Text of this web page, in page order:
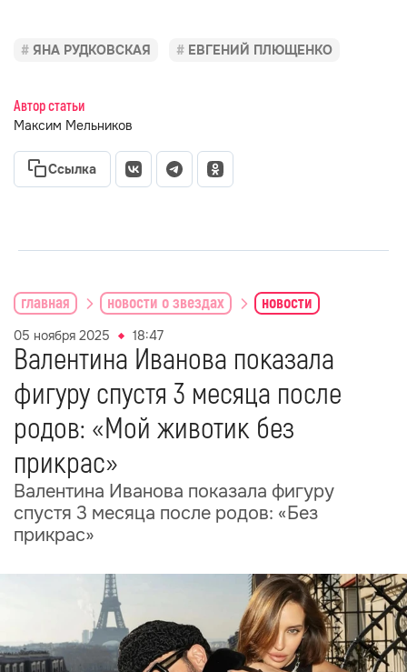
ЯНА РУДКОВСКАЯ ЕВГЕНИЙ ПЛЮЩЕНКО
Автор статьи
Максим Мельников
Ссылка
главная новости о звездах новости
05 ноября 2025 18:47
Валентина Иванова показала
фигуру спустя 3 месяца после
родов: «Мой животик без
прикрас»
Валентина Иванова показала фигуру
спустя 3 месяца после родов: «Без
прикрас»